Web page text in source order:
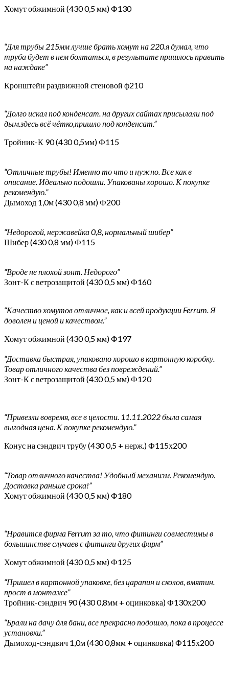
Хомут обжимной (430 0,5 мм) Ф130
“Для трубы 215мм лучше брать хомут на 220.я думал, что
труба будет в нем болтаться, в результате пришлось править
на наждаке”
Кронштейн раздвижной стеновой ф210
“Долго искал под конденсат. на других сайтах присылали под
дым.здесь всё чётко,пришло под конденсат.”
Тройник-К 90 (430 0,5мм) Ф115
“Отличные трубы! Именно то что и нужно. Все как в
описание. Идеально подошли. Упакованы хорошо. К покупке
рекомендую.”
Дымоход 1,0м (430 0,8 мм) Ф200
“Недорогой, нержавейка 0,8, нормальный шибер”
Шибер (430 0,8 мм) Ф115
“Вроде не плохой зонт. Недорого”
Зонт-К с ветрозащитой (430 0,5 мм) Ф160
“Качество хомутов отличное, как и всей продукции Ferrum. Я
доволен и ценой и качеством.”
Хомут обжимной (430 0,5 мм) Ф197
“Доставка быстрая, упаковано хорошо в картонную коробку.
Товар отличного качества без повреждений.”
Зонт-К с ветрозащитой (430 0,5 мм) Ф120
“Привезли вовремя, все в целости. 11.11.2022 была самая
выгодная цена. К покупке рекомендую.”
Конус на сэндвич трубу (430 0,5 + нерж.) Ф115х200
“Товар отличного качества! Удобный механизм. Рекомендую.
Доставка раньше срока!”
Хомут обжимной (430 0,5 мм) Ф180
“Нравится фирма Ferrum за то, что фитинги совместимы в
большинстве случаев с фитинги других фирм”
Хомут обжимной (430 0,5 мм) Ф125
“Пришел в картонной упаковке, без царапин и сколов, вмятин.
прост в монтаже”
Тройник-сэндвич 90 (430 0,8мм + оцинковка) Ф130х200
“Брали на дачу для бани, все прекрасно подошло, пока в процессе
установки.”
Дымоход-сэндвич 1,0м (430 0,8мм + оцинковка) Ф115х200